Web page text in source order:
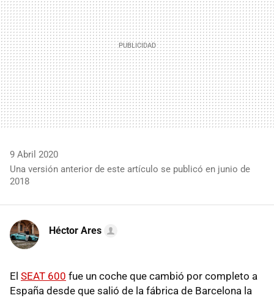
9 Abril 2020
Una versión anterior de este artículo se publicó en junio de
2018
Héctor Ares
El SEAT 600 fue un coche que cambió por completo a
España desde que salió de la fábrica de Barcelona la